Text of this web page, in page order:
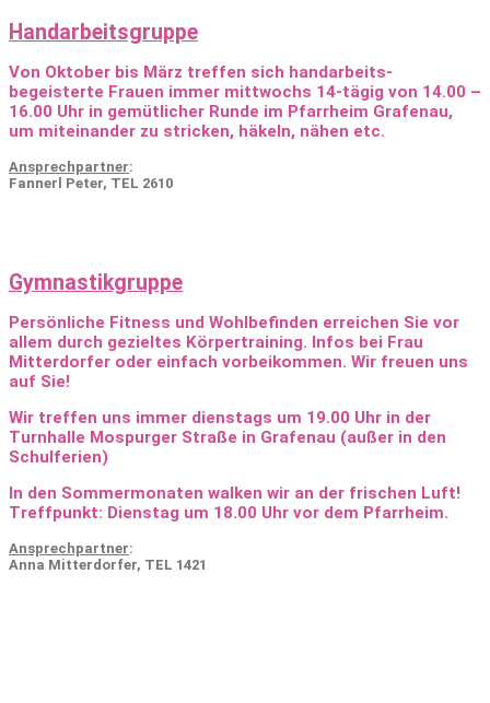
Handarbeitsgruppe
Von Oktober bis März treffen sich handarbeits-
begeisterte Frauen immer mittwochs 14-tägig von 14.00 –
16.00 Uhr in gemütlicher Runde im Pfarrheim Grafenau,
um miteinander zu stricken, häkeln, nähen etc.
Ansprechpartner:
Fannerl Peter, TEL 2610
Gymnastikgruppe
Persönliche Fitness und Wohlbefinden erreichen Sie vor
allem durch gezieltes Körpertraining. Infos bei Frau
Mitterdorfer oder einfach vorbeikommen. Wir freuen uns
auf Sie!
Wir treffen uns immer dienstags um 19.00 Uhr in der
Turnhalle Mospurger Straße in Grafenau (außer in den
Schulferien)
In den Sommermonaten walken wir an der frischen Luft!
Treffpunkt: Dienstag um 18.00 Uhr vor dem Pfarrheim.
Ansprechpartner:
Anna Mitterdorfer, TEL 1421